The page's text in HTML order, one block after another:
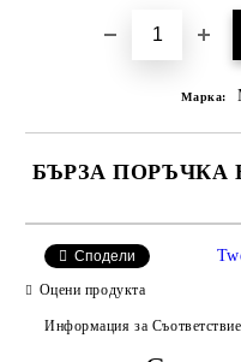
Марка:
БЪРЗА ПОРЪЧКА
Сподели
Оцени продукта
Информация за Съответствие